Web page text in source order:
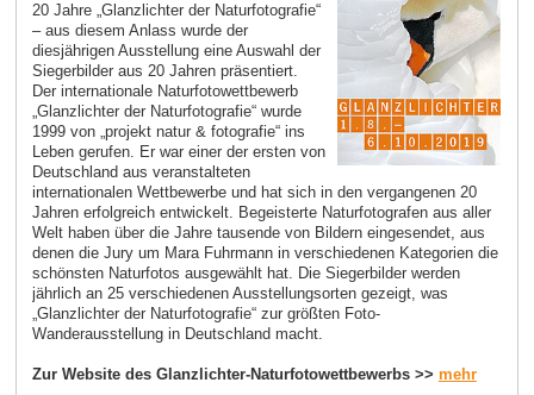
20 Jahre „Glanzlichter der Naturfotografie“
– aus diesem Anlass wurde der
diesjährigen Ausstellung eine Auswahl der
Siegerbilder aus 20 Jahren präsentiert.
Der internationale Naturfotowettbewerb
„Glanzlichter der Naturfotografie“ wurde
1999 von „projekt natur & fotografie“ ins
Leben gerufen. Er war einer der ersten von
Deutschland aus veranstalteten
internationalen Wettbewerbe und hat sich in den vergangenen 20
Jahren erfolgreich entwickelt. Begeisterte Naturfotografen aus aller
Welt haben über die Jahre tausende von Bildern eingesendet, aus
denen die Jury um Mara Fuhrmann in verschiedenen Kategorien die
schönsten Naturfotos ausgewählt hat. Die Siegerbilder werden
jährlich an 25 verschiedenen Ausstellungsorten gezeigt, was
„Glanzlichter der Naturfotografie“ zur größten Foto-
Wanderausstellung in Deutschland macht.
Zur Website des Glanzlichter-Naturfotowettbewerbs >> mehr